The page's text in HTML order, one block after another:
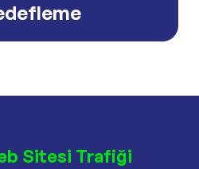
Sitesi Trafiği